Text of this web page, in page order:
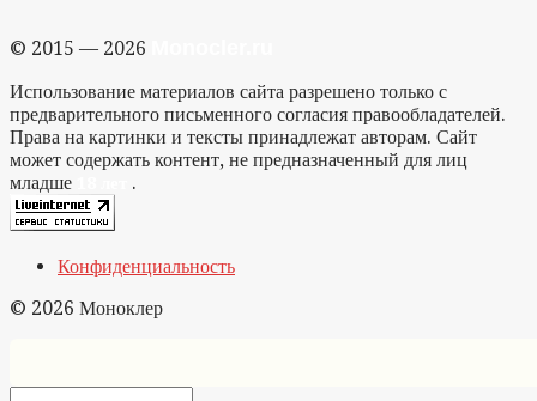
© 2015 — 2026
Использование материалов сайта разрешено только с
предварительного письменного согласия правообладателей.
Права на картинки и тексты принадлежат авторам. Сайт
может содержать контент, не предназначенный для лиц
младше
.
Конфиденциальность
© 2026 Моноклер